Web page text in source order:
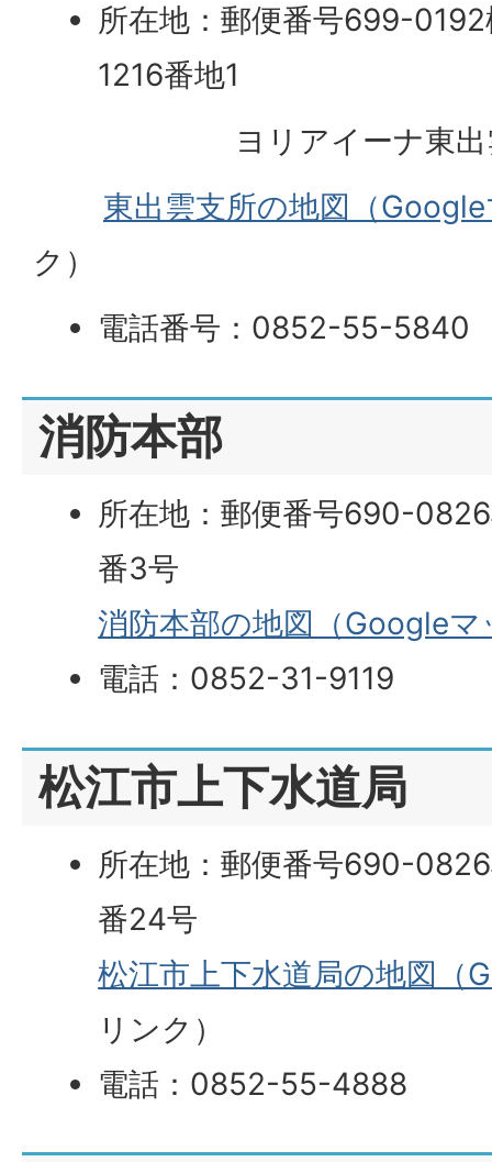
所在地：郵便番号699-
1216番地1
ヨリアイーナ東出
東出雲支所の地図（
ク）
電話番号：0852-55-5840
消防本部
所在地：郵便番号690-
番3号
消防本部の地図（Googleマ
電話：0852-31-9119
松江市上下水道局
所在地：郵便番号690-
番24号
松江市上下水道局の地図（
リンク）
電話：0852-55-4888